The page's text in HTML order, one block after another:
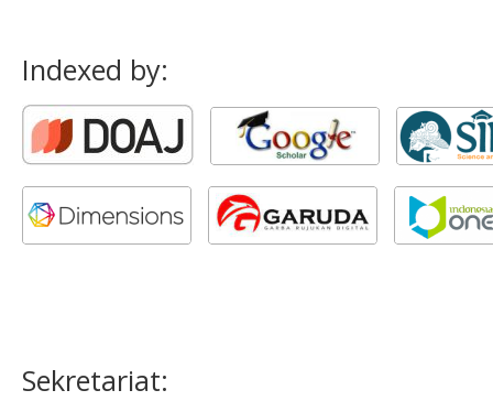
Indexed by:
Sekretariat: